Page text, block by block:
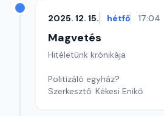
2025. 12. 15. hétfő 17:04
Magvetés
Hitéletünk krónikája
Politizáló egyház?
Szerkesztő: Kékesi Enikő